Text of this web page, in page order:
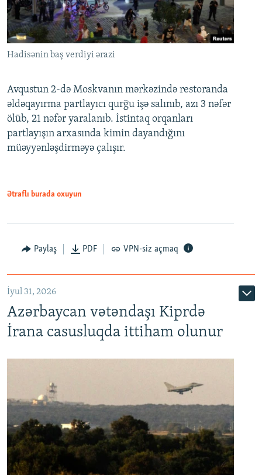
Hadisənin baş verdiyi ərazi
Avqustun 2-də Moskvanın mərkəzində restoranda
əldəqayırma partlayıcı qurğu işə salınıb, azı 3 nəfər
ölüb, 21 nəfər yaralanıb. İstintaq orqanları
partlayışın arxasında kimin dayandığını
müəyyənləşdirməyə çalışır.
Ətraflı burada oxuyun
Paylaş PDF VPN-siz açmaq
İyul 31, 2026
Azərbaycan vətəndaşı Kiprdə
İrana casusluqda ittiham olunur